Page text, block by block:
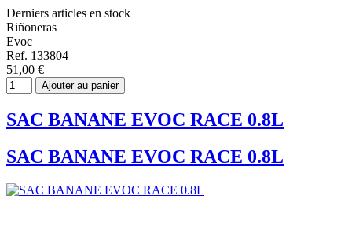
Derniers articles en stock
Riñoneras
Evoc
Ref. 133804
51,00 €
Ajouter au panier
SAC BANANE EVOC RACE 0.8L
SAC BANANE EVOC RACE 0.8L